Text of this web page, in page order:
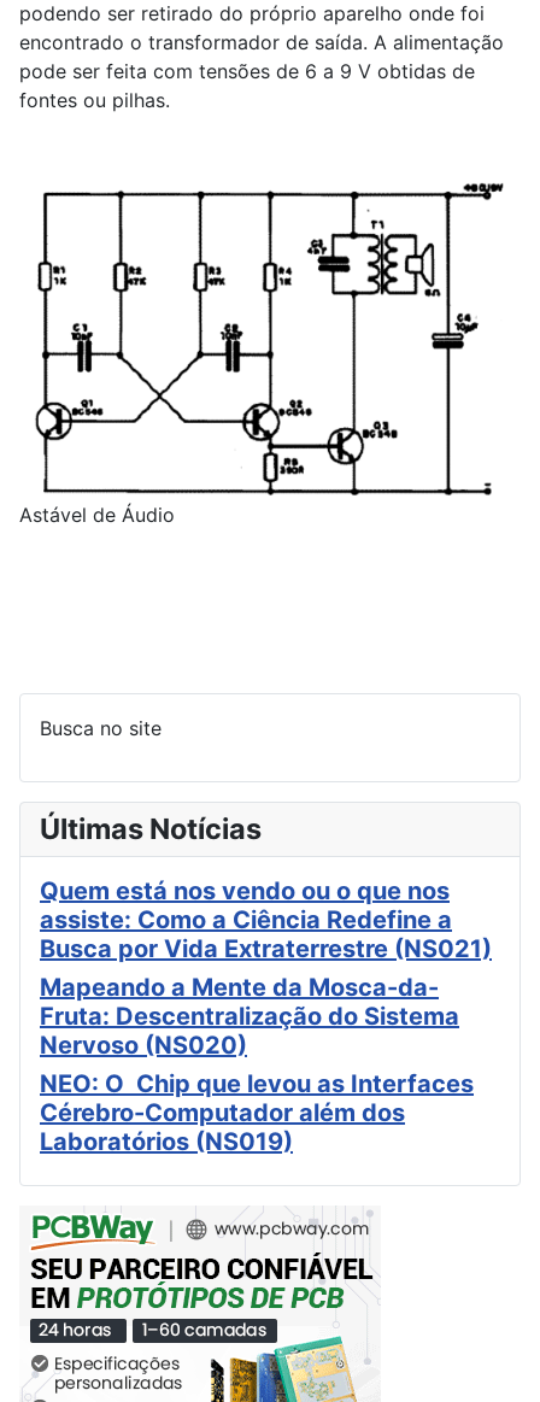
podendo ser retirado do próprio aparelho onde foi
encontrado o transformador de saída. A alimentação
pode ser feita com tensões de 6 a 9 V obtidas de
fontes ou pilhas.
Astável de Áudio
Busca no site
Últimas Notícias
Quem está nos vendo ou o que nos
assiste: Como a Ciência Redefine a
Busca por Vida Extraterrestre (NS021)
Mapeando a Mente da Mosca-da-
Fruta: Descentralização do Sistema
Nervoso (NS020)
NEO: O Chip que levou as Interfaces
Cérebro-Computador além dos
Laboratórios (NS019)